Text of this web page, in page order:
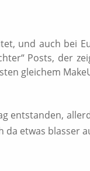
und auch bei
Posts, der
gleichem
entstanden,
da etwas blasser